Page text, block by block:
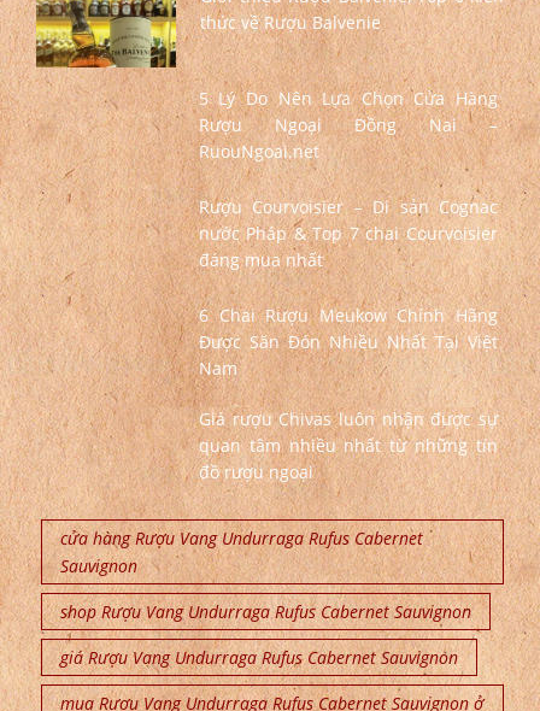
thức về Rượu Balvenie
5 Lý Do Nên Lựa Chọn Cửa Hàng
Rượu Ngoại Đồng Nai –
RuouNgoai.net
Rượu Courvoisier – Di sản Cognac
nước Pháp & Top 7 chai Courvoisier
đáng mua nhất
6 Chai Rượu Meukow Chính Hãng
Được Săn Đón Nhiều Nhất Tại Việt
Nam
Giá rượu Chivas luôn nhận được sự
quan tâm nhiều nhất từ những tín
đồ rượu ngoại
cửa hàng Rượu Vang Undurraga Rufus Cabernet
Sauvignon
shop Rượu Vang Undurraga Rufus Cabernet Sauvignon
giá Rượu Vang Undurraga Rufus Cabernet Sauvignon